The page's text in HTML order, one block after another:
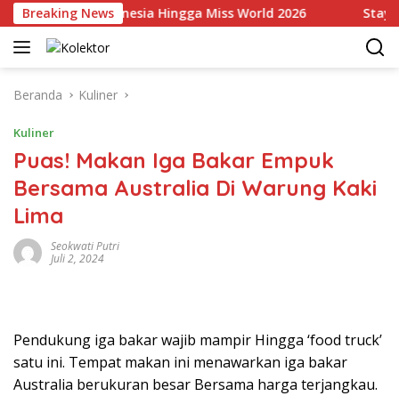
Langsung
ke
konten
Breaking News
Wakili Indonesia Hingga Miss World 2026
Beranda Kuliner
Kuliner
Puas! Makan Iga Bakar Empuk
Bersama Australia Di Warung Kaki
Lima
Seokwati Putri
Juli 2, 2024
Pendukung iga bakar wajib mampir Hingga ‘food truck’
satu ini. Tempat makan ini menawarkan iga bakar
Australia berukuran besar Bersama harga terjangkau.